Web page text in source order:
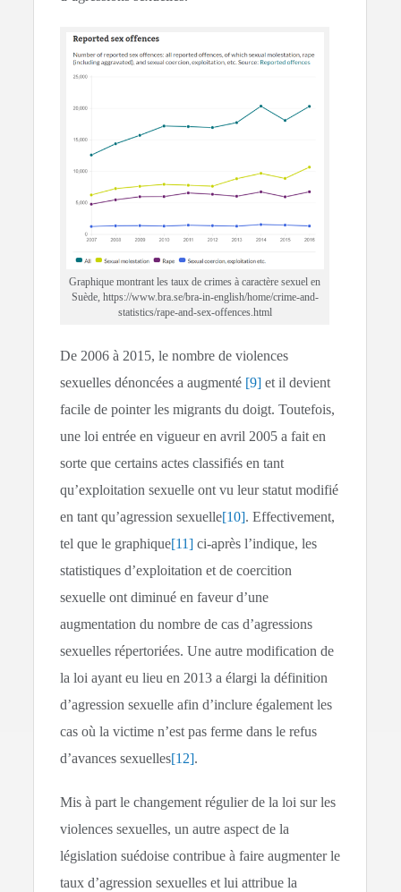
Graphique montrant les taux de crimes à caractère sexuel en
Suède, https://www.bra.se/bra-in-english/home/crime-and-
statistics/rape-and-sex-offences.html
De 2006 à 2015, le nombre de violences
sexuelles dénoncées a augmenté [9] et il devient
facile de pointer les migrants du doigt. Toutefois,
une loi entrée en vigueur en avril 2005 a fait en
sorte que certains actes classifiés en tant
qu’exploitation sexuelle ont vu leur statut modifié
en tant qu’agression sexuelle[10]. Effectivement,
tel que le graphique[11] ci-après l’indique, les
statistiques d’exploitation et de coercition
sexuelle ont diminué en faveur d’une
augmentation du nombre de cas d’agressions
sexuelles répertoriées. Une autre modification de
la loi ayant eu lieu en 2013 a élargi la définition
d’agression sexuelle afin d’inclure également les
cas où la victime n’est pas ferme dans le refus
d’avances sexuelles[12].
Mis à part le changement régulier de la loi sur les
violences sexuelles, un autre aspect de la
législation suédoise contribue à faire augmenter le
taux d’agression sexuelles et lui attribue la